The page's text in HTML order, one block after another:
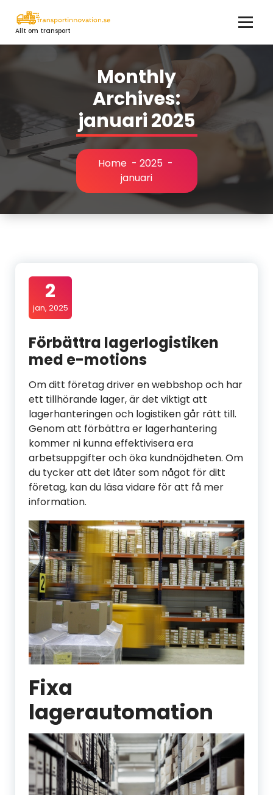
content
Allt om transport
Monthly
Archives:
januari 2025
Home- 2025-
januari
2
jan, 2025
Förbättra lagerlogistiken
med e-motions
Om ditt företag driver en webbshop och har
ett tillhörande lager, är det viktigt att
lagerhanteringen och logistiken går rätt till.
Genom att förbättra er lagerhantering
kommer ni kunna effektivisera era
arbetsuppgifter och öka kundnöjdheten. Om
du tycker att det låter som något för ditt
företag, kan du läsa vidare för att få mer
information.
Fixa
lagerautomation